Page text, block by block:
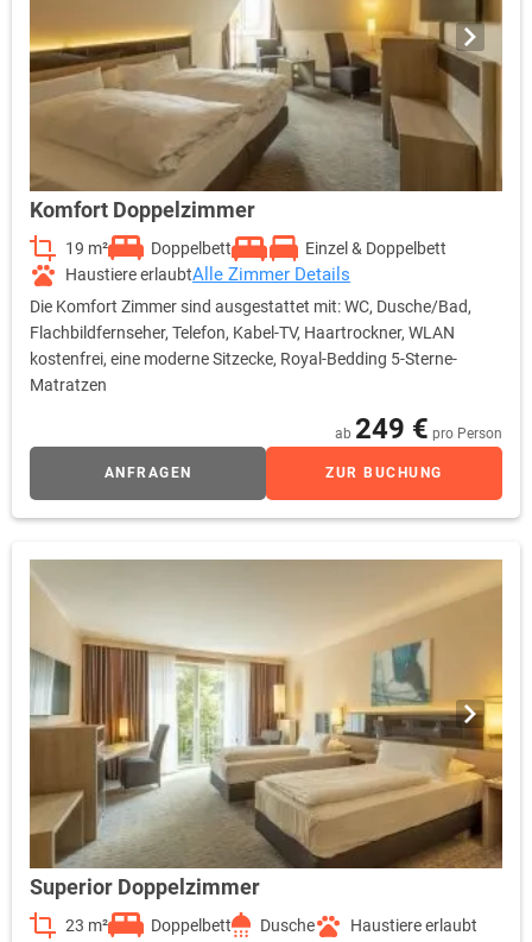
Komfort Doppelzimmer
19 m² Doppelbett
Einzel & Doppelbett
Haustiere erlaubtAlle Zimmer Details
Die Komfort Zimmer sind ausgestattet mit: WC, Dusche/Bad,
Flachbildfernseher, Telefon, Kabel-TV, Haartrockner, WLAN
kostenfrei, eine moderne Sitzecke, Royal-Bedding 5-Sterne-
Matratzen
ab 249 € pro Person
ANFRAGEN ZUR BUCHUNG
Superior Doppelzimmer
23 m² Doppelbett Dusche Haustiere erlaubt